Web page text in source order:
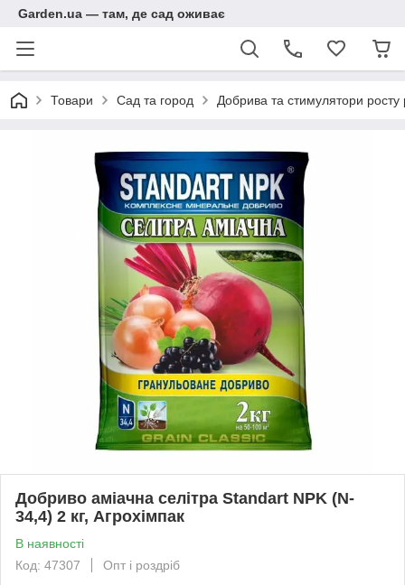
Garden.ua — там, де сад оживає
Товари Сад та город Добрива та стимулятори росту
Добриво аміачна селітра Standart NPK (N-
34,4) 2 кг, Агрохімпак
В наявності
Код: 47307
Опт і роздріб